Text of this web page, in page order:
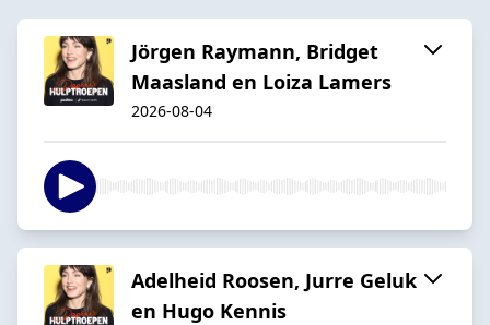
Jörgen Raymann, Bridget
Maasland en Loiza Lamers
2026-08-04
Adelheid Roosen, Jurre Geluk
en Hugo Kennis